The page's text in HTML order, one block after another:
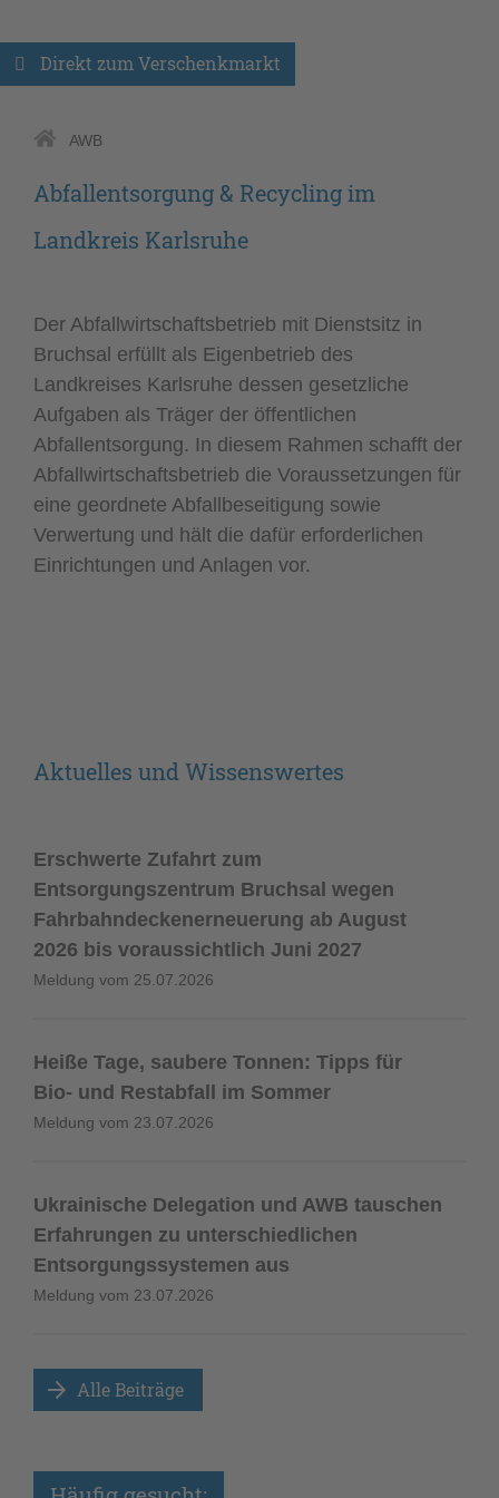
Direkt zum Verschenkmarkt
AWB
Abfallentsorgung & Recycling im
Landkreis Karlsruhe
Der Abfallwirtschaftsbetrieb mit Dienstsitz in
Bruchsal erfüllt als Eigenbetrieb des
Landkreises Karlsruhe dessen gesetzliche
Aufgaben als Träger der öffentlichen
Abfallentsorgung. In diesem Rahmen schafft der
Abfallwirtschaftsbetrieb die Voraussetzungen für
eine geordnete Abfallbeseitigung sowie
Verwertung und hält die dafür erforderlichen
Einrichtungen und Anlagen vor.
Aktuelles und Wissenswertes
Meldung vom 25.07.2026
Erschwerte Zufahrt zum
Entsorgungszentrum Bruchsal wegen
Fahrbahndeckenerneuerung ab August
2026 bis voraussichtlich Juni 2027
Meldung vom 23.07.2026
Heiße Tage, saubere Tonnen: Tipps für
Bio- und Restabfall im Sommer
Meldung vom 23.07.2026
Ukrainische Delegation und AWB tauschen
Erfahrungen zu unterschiedlichen
Entsorgungssystemen aus
Alle Beiträge